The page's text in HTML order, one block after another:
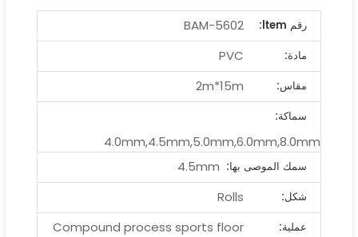
رقم ltem:
BAM-5602
مادة:
PVC
مقاس:
2m*15m
سماكة:
4.0mm,4.5mm,5.0mm,6.0mm,8.0mm
سمك الموصى بها: 4.5mm
شكل:
Rolls
عملية:
Compound process sports floor